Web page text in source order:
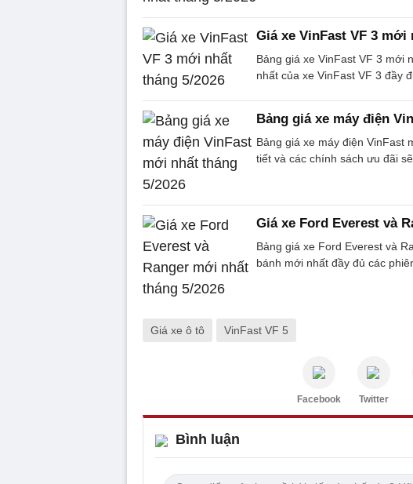
Giá xe VinFast VF 3 mới
Bảng giá xe VinFast VF 3 mới
nhất của xe VinFast VF 3 đầy
Bảng giá xe máy điện
Bảng giá xe máy điện VinFast
tiết và các chính sách ưu đãi
Giá xe Ford Everest và
Bảng giá xe Ford Everest và
bánh mới nhất đầy đủ các
Giá xe ô tô VinFast VF 5
Facebook Twitter
Bình luận